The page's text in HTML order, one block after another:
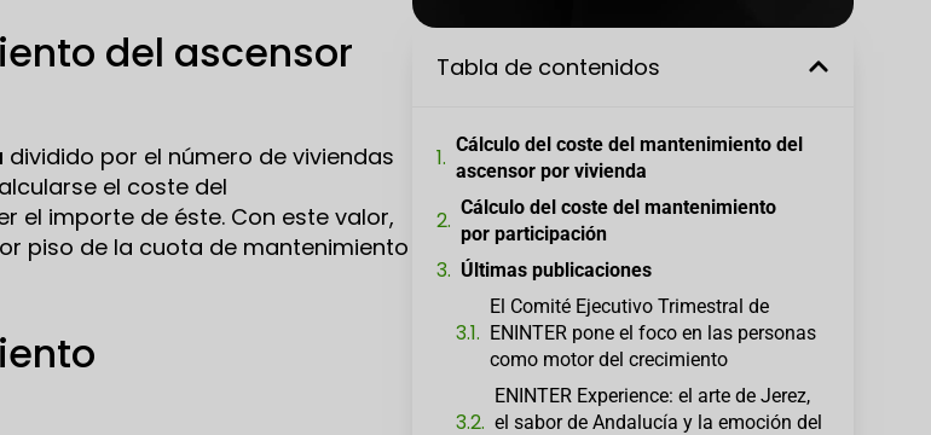
del ascensor
dividido por el número de viviendas
el coste del
el importe de éste. Con este valor,
piso de la cuota de mantenimiento
Tabla de contenidos
Cálculo del coste del mantenimiento del
ascensor por vivienda
Cálculo del coste del mantenimiento
por participación
Últimas publicaciones
El Comité Ejecutivo Trimestral de
ENINTER pone el foco en las personas
como motor del crecimiento
ENINTER Experience: el arte de Jerez,
el sabor de Andalucía y la emoción del